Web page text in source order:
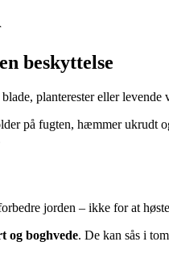
beskyttelse
planterester eller
på fugten, hæmmer ukrudt
jorden – ikke for at
og boghvede. De kan sås i